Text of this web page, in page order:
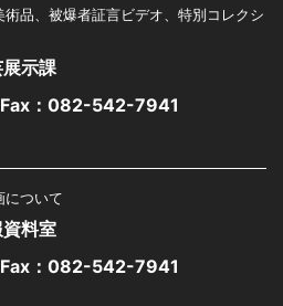
品、被爆者証言ビデオ、特別コレクシ
示課
：082-542-7941
について
料室
：082-542-7941